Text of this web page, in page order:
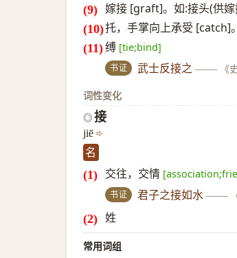
嫁接 [graft]。如:接头(供
托，手掌向上承受 [catch]
缚 [tie;bind]
书证 武士反接之 —— 《
词性变化
◎ 接
jiē
名
交往，交情
书证 君子之接如水 ——
姓
常用词组